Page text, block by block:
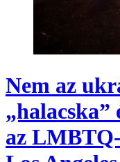
Nem az
„halacska”
az